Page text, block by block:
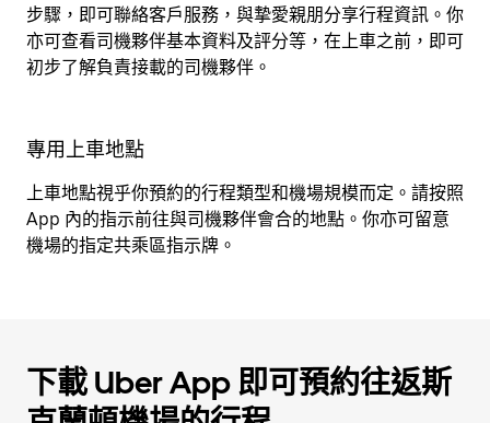
步驟，即可聯絡客戶服務，與摯愛親朋分享行程資訊。你
亦可查看司機夥伴基本資料及評分等，在上車之前，即可
初步了解負責接載的司機夥伴。
專用上車地點
上車地點視乎你預約的行程類型和機場規模而定。請按照
App 內的指示前往與司機夥伴會合的地點。你亦可留意
機場的指定共乘區指示牌。
下載 Uber App 即可預約往返斯